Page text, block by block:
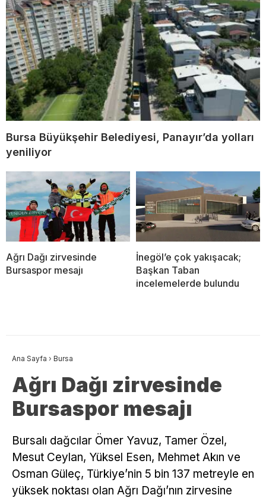
Bursa Büyükşehir Belediyesi, Panayır’da yolları
yeniliyor
Ağrı Dağı zirvesinde
Bursaspor mesajı
İnegöl’e çok yakışacak;
Başkan Taban
incelemelerde bulundu
Ana Sayfa › Bursa
Ağrı Dağı zirvesinde
Bursaspor mesajı
Bursalı dağcılar Ömer Yavuz, Tamer Özel,
Mesut Ceylan, Yüksel Esen, Mehmet Akın ve
Osman Güleç, Türkiye’nin 5 bin 137 metreyle en
yüksek noktası olan Ağrı Dağı’nın zirvesine